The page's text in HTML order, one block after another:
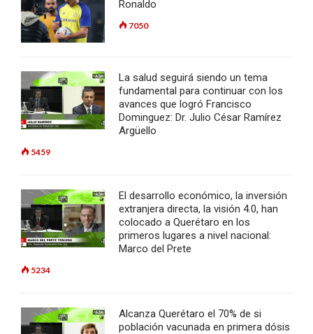
Ronaldo
7050
La salud seguirá siendo un tema
fundamental para continuar con los
avances que logró Francisco
Dominguez: Dr. Julio César Ramírez
Argüello
5459
El desarrollo económico, la inversión
extranjera directa, la visión 4.0, han
colocado a Querétaro en los
primeros lugares a nivel nacional:
Marco del Prete
5234
Alcanza Querétaro el 70% de si
población vacunada en primera dósis